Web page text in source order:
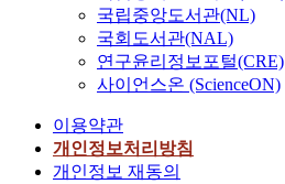
국립중앙도서관(NL)
국회도서관(NAL)
연구윤리정보포털(CRE)
사이언스온 (ScienceON)
이용약관
개인정보처리방침
개인정보 재동의